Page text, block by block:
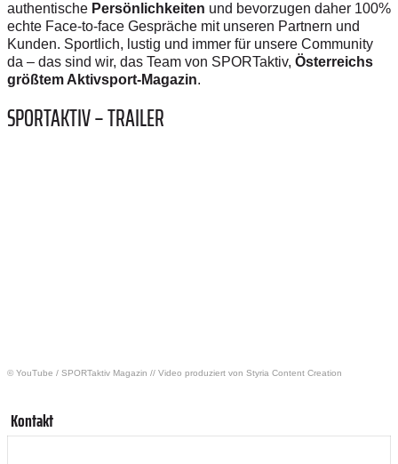
authentische Persönlichkeiten und bevorzugen daher 100%
echte Face-to-face Gespräche mit unseren Partnern und
Kunden. Sportlich, lustig und immer für unsere Community
da – das sind wir, das Team von SPORTaktiv, Österreichs
größtem Aktivsport-Magazin.
SPORTAKTIV – TRAILER
© YouTube / SPORTaktiv Magazin // Video produziert von Styria Content Creation
Kontakt